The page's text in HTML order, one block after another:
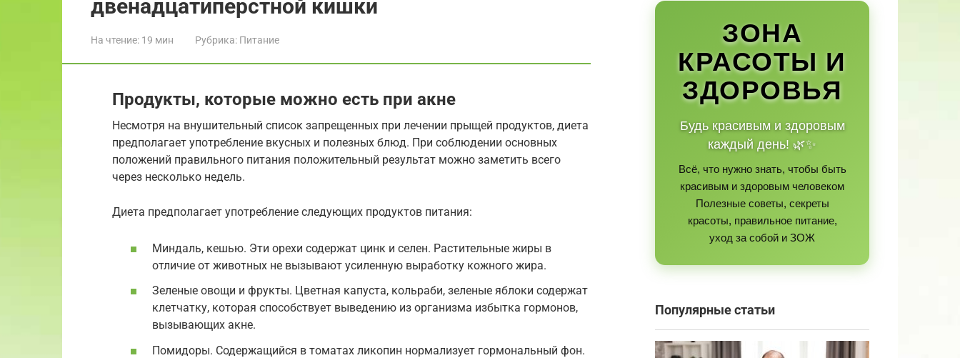
двенадцатиперстной кишки
На чтение: 19 мин Рубрика: Питание
Продукты, которые можно есть при акне
Несмотря на внушительный список запрещенных при лечении прыщей продуктов, диета
предполагает употребление вкусных и полезных блюд. При соблюдении основных
положений правильного питания положительный результат можно заметить всего
через несколько недель.
Диета предполагает употребление следующих продуктов питания:
Миндаль, кешью. Эти орехи содержат цинк и селен. Растительные жиры в
отличие от животных не вызывают усиленную выработку кожного жира.
Зеленые овощи и фрукты. Цветная капуста, кольраби, зеленые яблоки содержат
клетчатку, которая способствует выведению из организма избытка гормонов,
вызывающих акне.
Помидоры. Содержащийся в томатах ликопин нормализует гормональный фон.
ЗОНА
КРАСОТЫ И
ЗДОРОВЬЯ
Будь красивым и здоровым
каждый день! 🌿✨
Всё, что нужно знать, чтобы быть
красивым и здоровым человеком
Полезные советы, секреты
красоты, правильное питание,
уход за собой и ЗОЖ
Популярные статьи